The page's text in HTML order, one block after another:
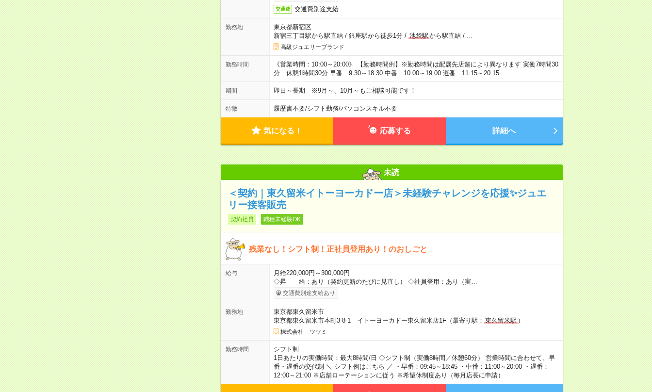
交通費 交通費別途支給
勤務地
東京都新宿区
新宿三丁目駅から駅直結/ 銀座駅から徒歩1分/ 池袋駅から駅直結/
高級ジュエリーブランド
勤務時間
《営業時間：10:00～20:00》 【勤務時間例】※勤務時間は配属先店舗により異なります 実働7時間30
分 休憩1時間30分 早番 9:30～18:30 中番 10:00～19:00 遅番 11:15～20:15
期間 即日～長期 ※9月～、10月～もご相談可能です！
特徴 履歴書不要/シフト勤務/パソコンスキル不要
気になる！ 応募する 詳細へ
未読
＜契約｜東久留米イトーヨーカドー店＞未経験チャレンジを応援✨ジュエ
リー接客販売
契約社員 職種未経験OK
残業なし！シフト制！正社員登用あり！のおしごと
給与
月給220,000円～300,000円
◇昇 給：あり（契約更新のたびに見直し） ◇社員登用：あり（実…
交通費別途支給あり
勤務地
東京都東久留米市
東京都東久留米市本町3-8-1 イトーヨーカドー東久留米店1F（最寄り駅： 東久留米駅）
株式会社 ツツミ
勤務時間
シフト制
1日あたりの実働時間：最大8時間/日 ◇シフト制（実働8時間／休憩60分） 営業時間に合わせて、早
番・遅番の交代制 ＼ シフト例はこちら ／ ・早番：09:45～18:45 ・中番：11:00～20:00 ・遅番：
12:00～21:00 ※店舗ローテーションに従う ※希望休制度あり（毎月店長に申請）